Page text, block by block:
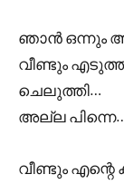
ഞാൻ ഒന്നും
വീണ്ടും
ചെലുത്തി…
അല്ല
വീണ്ടും